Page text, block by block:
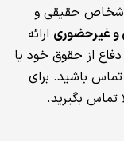
اشخاص حقیقی و
غیرحضوری ارائه
از حقوق خود یا
تماس باشید. برای
تماس بگیرید.